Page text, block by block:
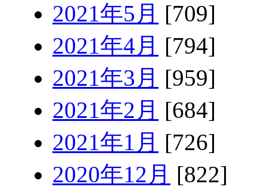
2021年5月 [709]
2021年4月 [794]
2021年3月 [959]
2021年2月 [684]
2021年1月 [726]
2020年12月 [822]